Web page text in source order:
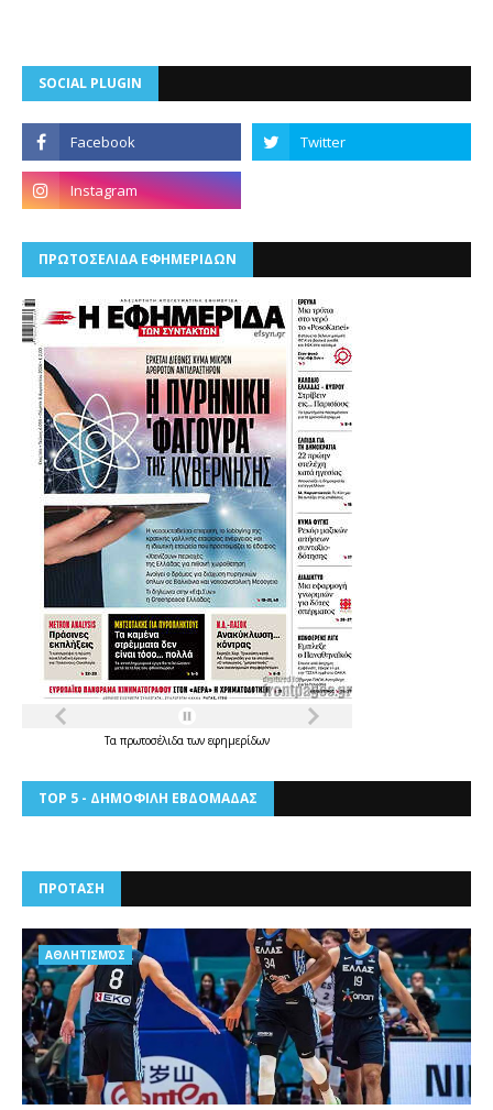
SOCIAL PLUGIN
ΠΡΩΤΟΣΕΛΙΔΑ ΕΦΗΜΕΡΙΔΩΝ
Τα πρωτοσέλιδατων εφημερίδων
TOP 5 - ΔΗΜΟΦΙΛΗ ΕΒΔΟΜΑΔΑΣ
ΠΡΟΤΑΣΗ
AΘΛΗΤΙΣΜΌΣ